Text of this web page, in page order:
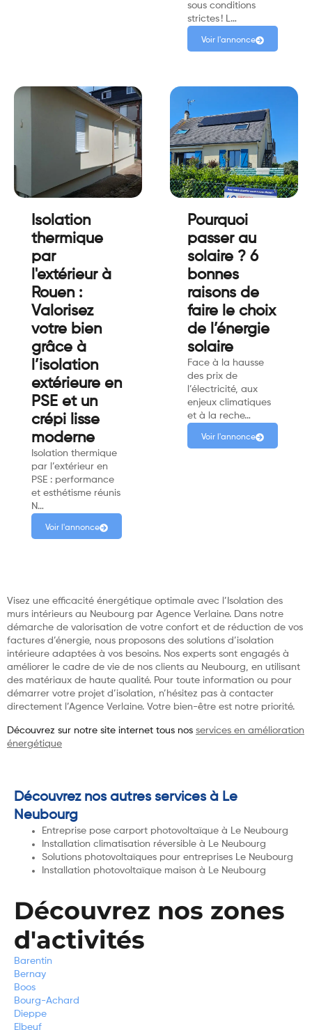
sous conditions
strictes ! L…
Voir l'annonce
Isolation
thermique
par
l'extérieur à
Rouen :
Valorisez
votre bien
grâce à
l’isolation
extérieure en
PSE et un
crépi lisse
moderne
Isolation thermique
par l’extérieur en
PSE : performance
et esthétisme réunis
N…
Voir l'annonce
Pourquoi
passer au
solaire ? 6
bonnes
raisons de
faire le choix
de l’énergie
solaire
Face à la hausse
des prix de
l’électricité, aux
enjeux climatiques
et à la reche…
Voir l'annonce
Visez une efficacité énergétique optimale avec l’Isolation des
murs intérieurs au Neubourg par Agence Verlaine. Dans notre
démarche de valorisation de votre confort et de réduction de vos
factures d’énergie, nous proposons des solutions d’isolation
intérieure adaptées à vos besoins. Nos experts sont engagés à
améliorer le cadre de vie de nos clients au Neubourg, en utilisant
des matériaux de haute qualité. Pour toute information ou pour
démarrer votre projet d’isolation, n’hésitez pas à contacter
directement l’Agence Verlaine. Votre bien-être est notre priorité.
Découvrez sur notre site internet tous nos services en amélioration
énergétique
Découvrez nos autres services à Le
Neubourg
Entreprise pose carport photovoltaïque à Le Neubourg
Installation climatisation réversible à Le Neubourg
Solutions photovoltaïques pour entreprises Le Neubourg
Installation photovoltaïque maison à Le Neubourg
Découvrez nos zones
d'activités
Barentin
Bernay
Boos
Bourg-Achard
Dieppe
Elbeuf